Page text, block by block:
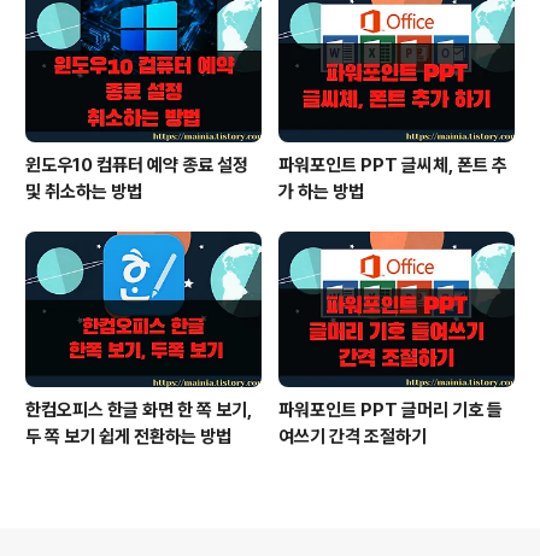
윈도우10 컴퓨터 예약 종료 설정
및 취소하는 방법
파워포인트 PPT 글씨체, 폰트 추
가 하는 방법
한컴오피스 한글 화면 한 쪽 보기,
두 쪽 보기 쉽게 전환하는 방법
파워포인트 PPT 글머리 기호 들
여쓰기 간격 조절하기